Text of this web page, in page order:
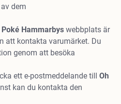
dem
Poké Hammarbys webbplats är
att kontakta varumärket. Du
genom att besöka
ett e-postmeddelande till Oh
kan du kontakta den